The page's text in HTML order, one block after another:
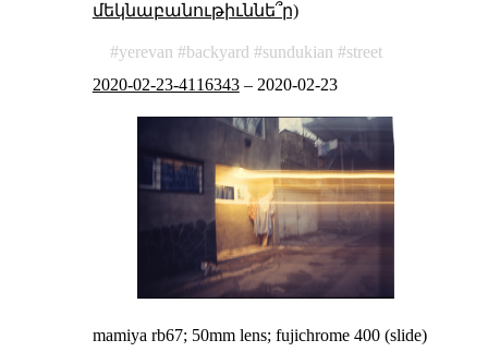
մեկնաբանութիւննե՞ր)
yerevan backyard sundukian
street
2020-02-23-4116343– 2020-02-23
mamiya rb67; 50mm lens; fujichrome 400 (slide)